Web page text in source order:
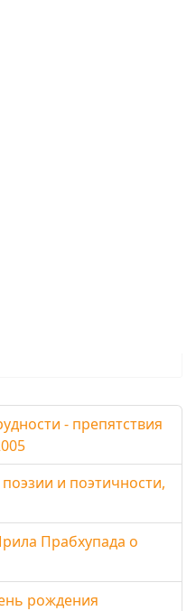
- препятствия
и поэтичности,
Прабхупада о
рождения